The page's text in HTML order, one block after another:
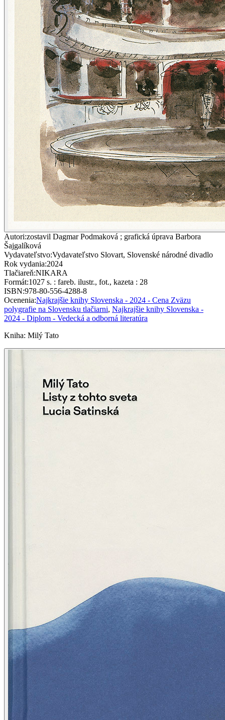
Autori:zostavil Dagmar Podmaková ; grafická úprava Barbora
Šajgalíková
Vydavateľstvo:Vydavateľstvo Slovart, Slovenské národné divadlo
Rok vydania:2024
Tlačiareň:NIKARA
Formát:1027 s. : fareb. ilustr., fot., kazeta : 28
ISBN:978-80-556-4288-8
Ocenenia:Najkrajšie knihy Slovenska - 2024 - Cena Zväzu
polygrafie na Slovensku tlačiarni, Najkrajšie knihy Slovenska -
2024 - Diplom - Vedecká a odborná literatúra
Kniha: Milý Tato